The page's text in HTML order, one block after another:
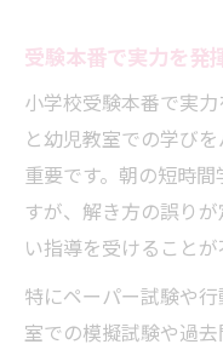
受験本番で実力を発
小学校受験本番で実
と幼児教室での学び
重要です。朝の短時
すが、解き方の誤り
い指導を受けることが
特にペーパー試験や
室での模擬試験や過